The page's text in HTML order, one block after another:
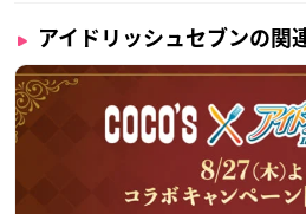
アイドリッシュセブンの関